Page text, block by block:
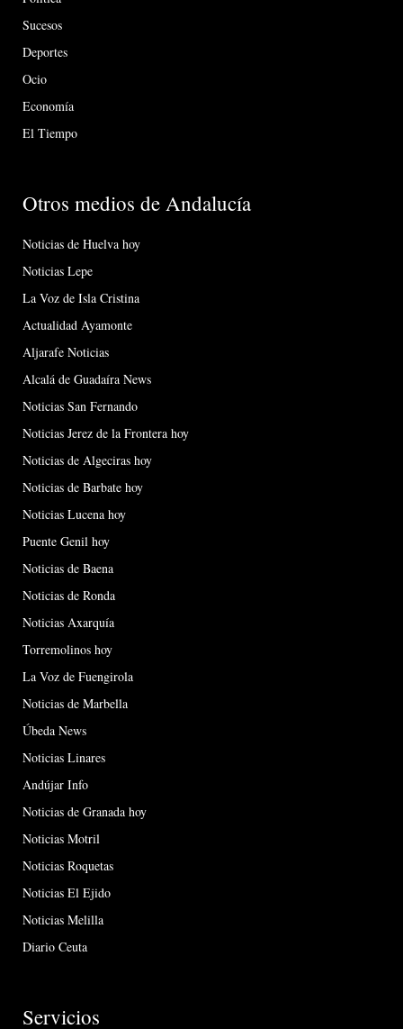
Sucesos
Deportes
Ocio
Economía
El Tiempo
Otros medios de Andalucía
Noticias de Huelva hoy
Noticias Lepe
La Voz de Isla Cristina
Actualidad Ayamonte
Aljarafe Noticias
Alcalá de Guadaíra News
Noticias San Fernando
Noticias Jerez de la Frontera hoy
Noticias de Algeciras hoy
Noticias de Barbate hoy
Noticias Lucena hoy
Puente Genil hoy
Noticias de Baena
Noticias de Ronda
Noticias Axarquía
Torremolinos hoy
La Voz de Fuengirola
Noticias de Marbella
Úbeda News
Noticias Linares
Andújar Info
Noticias de Granada hoy
Noticias Motril
Noticias Roquetas
Noticias El Ejido
Noticias Melilla
Diario Ceuta
Servicios